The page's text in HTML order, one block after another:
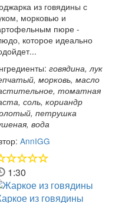
из говядины с
морковью и
пюре -
которое идеально
говядина, лук
морковь, масло
томатная
соль, кориандр
петрушка
вода
AnnIGG
1:30
из говядины